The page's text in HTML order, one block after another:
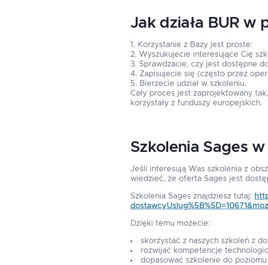
Jak działa BUR w
Korzystanie z Bazy jest proste:
Wyszukujecie interesujące Cię
Sprawdzacie, czy jest dostępne
Zapisujecie się (często przez
Bierzecie udział w szkoleniu.
Cały proces jest zaprojektowany
korzystały z funduszy europejskich.
Szkolenia Sages
Jeśli interesują Was szkolenia z
wiedzieć, że oferta Sages jest
Szkolenia Sages znajdziesz tutaj:
Dzięki temu możecie:
skorzystać z naszych szkoleń z
rozwijać kompetencje
dopasować szkolenie do